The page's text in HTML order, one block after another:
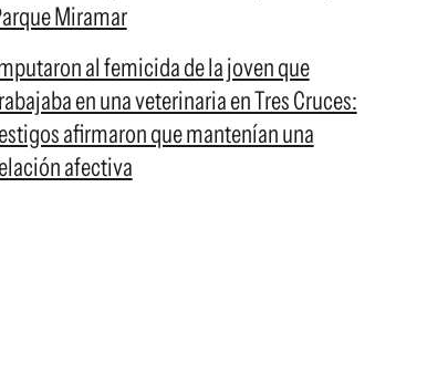
Miramar
al femicida de la joven que
en una veterinaria en Tres Cruces:
afirmaron que mantenían una
afectiva